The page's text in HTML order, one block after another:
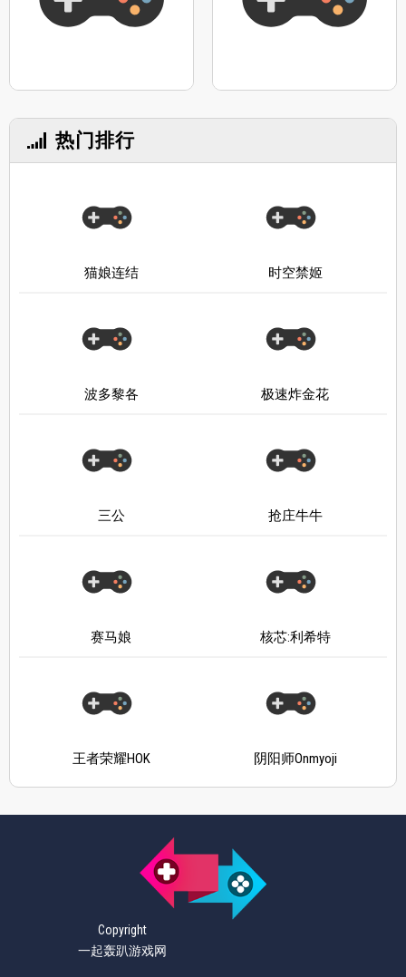
热门排行
猫娘连结 时空禁姬
波多黎各 极速炸金花
三公 抢庄牛牛
赛马娘 核芯:利希特
王者荣耀HOK 阴阳师Onmyoji
Copyright
一起轰趴游戏网